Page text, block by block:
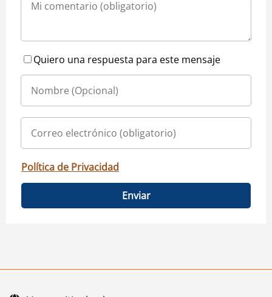
Quiero una respuesta para este mensaje
Política de Privacidad
Enviar